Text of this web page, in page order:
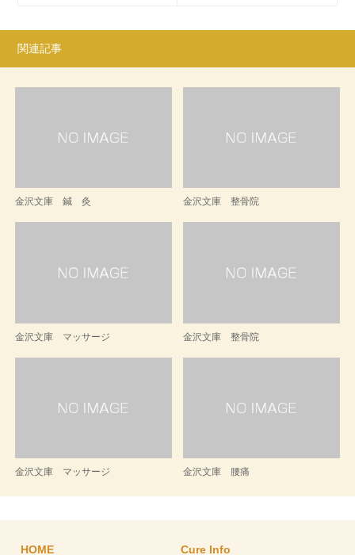
関連記事
金沢文庫 鍼 灸 金沢文庫 整骨院
金沢文庫 マッサージ 金沢文庫 整骨院
金沢文庫 マッサージ 金沢文庫 腰痛
HOME Cure Info